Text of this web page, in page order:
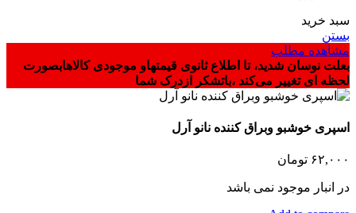
سبد خرید
بستن
مشاهده مطلب
بعلت نوسان شدید، تا اطلاع ثانوی قیمتهاو موجودی کالاهابصورت
لحظه ای تغییر می‌کند ،باتشکر ازدرک شما
اسپری خوشبو وبراق کننده نانو آرل
۶۲,۰۰۰ تومان
در انبار موجود نمی باشد